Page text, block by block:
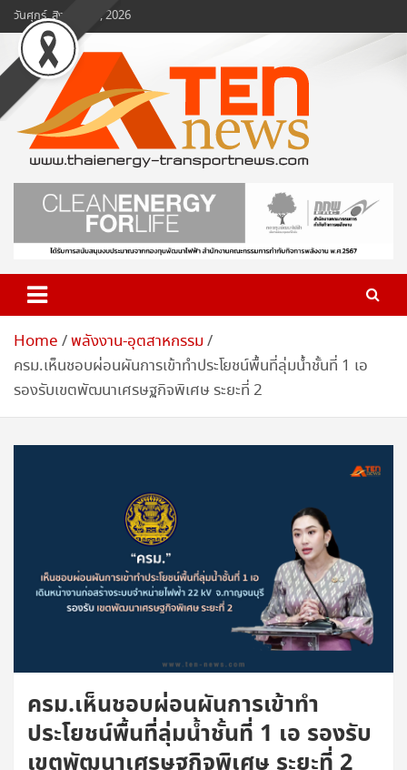
Skip
to
content
วันศุกร์, สิงหาคม 7, 2026
www.ten-news.com
ข่าวพลังงานและคมนาคม
Home พลังงาน-อุตสาหกรรม
ครม.เห็นชอบผ่อนผันการเข้าทำประโยชน์พื้นที่ลุ่มน้ำชั้นที่ 1 เอ
รองรับเขตพัฒนาเศรษฐกิจพิเศษ ระยะที่ 2
ครม.เห็นชอบผ่อนผันการเข้าทำ
ประโยชน์พื้นที่ลุ่มน้ำชั้นที่ 1 เอ รองรับ